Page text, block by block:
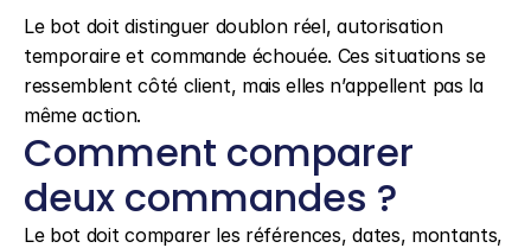
Le bot doit distinguer doublon réel, autorisation
temporaire et commande échouée. Ces situations se
ressemblent côté client, mais elles n’appellent pas la
même action.
Comment comparer
deux commandes ?
Le bot doit comparer les références, dates, montants,